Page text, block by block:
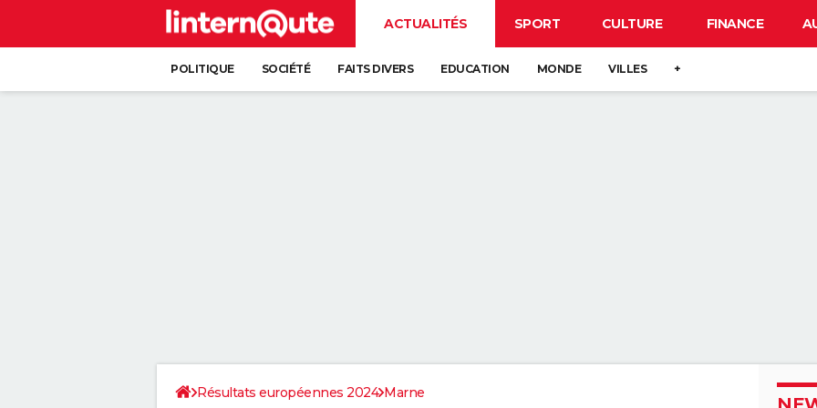
ACTUALITÉS SPORT CULTURE FINANCE
POLITIQUE SOCIÉTÉ FAITS DIVERS EDUCATION MONDE VILLES +
Résultats européennes 2024 Marne